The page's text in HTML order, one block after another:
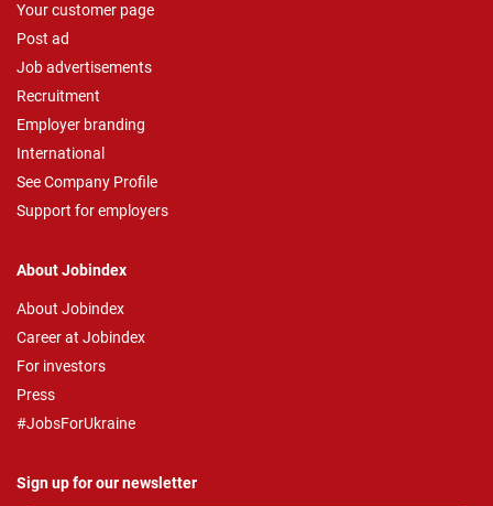
Your customer page
Post ad
Job advertisements
Recruitment
Employer branding
International
See Company Profile
Support for employers
About Jobindex
About Jobindex
Career at Jobindex
For investors
Press
#JobsForUkraine
Sign up for our newsletter